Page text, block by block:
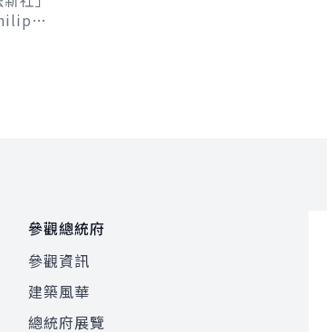
參觀總統府
參觀資訊
建築風華
總統府展覽